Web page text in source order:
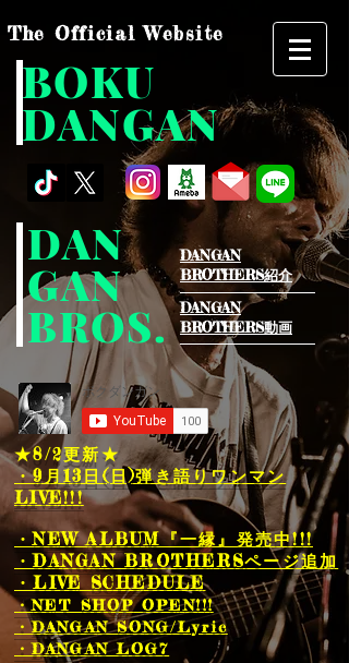
The Official Website
BOKU
DANGAN
DAN
GAN
BROS.
DANGAN
BROTHERS紹介​
DANGAN
BROTHERS動画
★8/2更新★
・9月13日(日)弾き語りワンマン
LIVE!!!
・NEW ALBUM『一縁』発売中!!!
・DANGAN BROTHERSページ追加
・LIVE SCHEDULE
・NET SHOP​ OPEN!!!
・DANGAN SONG/Lyric
・DANGAN LOG7​